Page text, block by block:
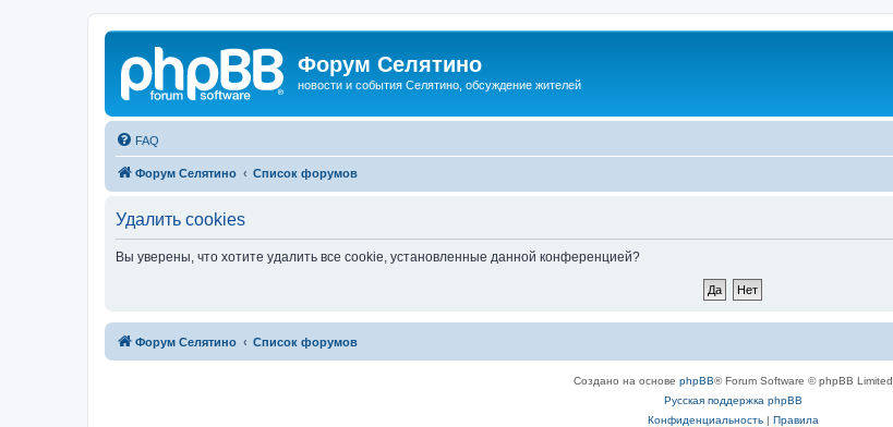
Форум Селятино
новости и события Селятино, обсуждение жителей
FAQ
Форум Селятино Список форумов
Удалить cookies
Вы уверены, что хотите удалить все cookie, установленные данной конференцией?
Форум Селятино Список форумов
Создано на основе phpBB® Forum Software © phpBB Limited
Русская поддержка phpBB
Конфиденциальность| Правила